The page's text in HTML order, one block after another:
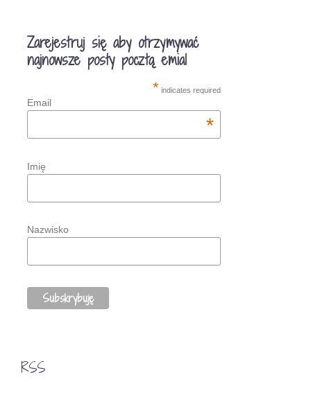
Zarejestruj się aby otrzymywać
najnowsze posty pocztą emial
* indicates required
Email
*
Imię
Nazwisko
RSS